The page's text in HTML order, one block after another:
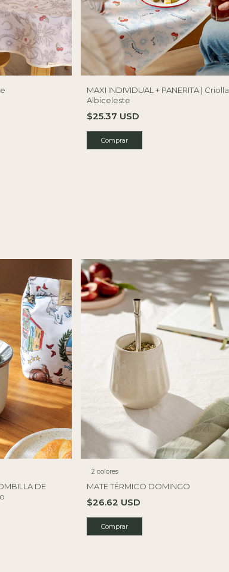
MAXI INDIVIDUAL + PANERITA | Criolla
Albiceleste
$25.37 USD
DE
2 colores
MATE TÉRMICO DOMINGO
$26.62 USD
Comprar